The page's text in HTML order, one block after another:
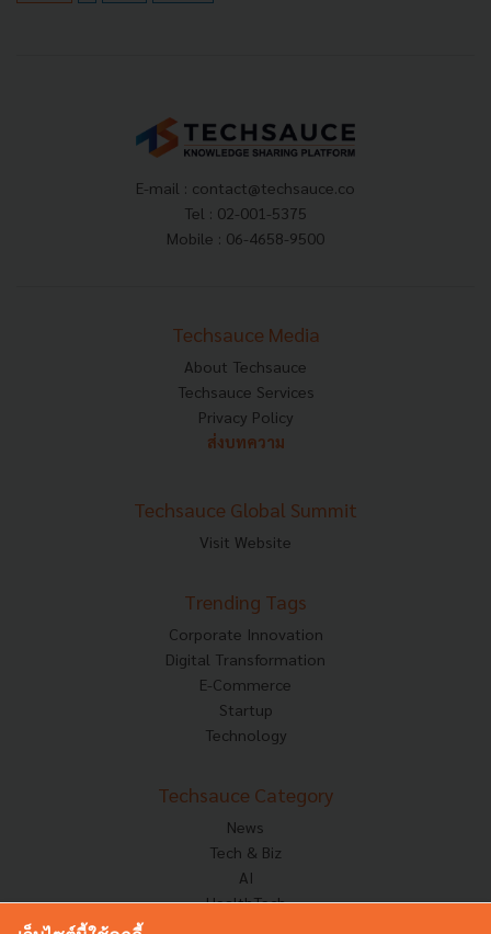
E-mail : contact@techsauce.co
Tel : 02-001-5375
Mobile : 06-4658-9500
Techsauce Media
About Techsauce
Techsauce Services
Privacy Policy
ส่งบทความ
Techsauce Global Summit
Visit Website
Trending Tags
Corporate Innovation
Digital Transformation
E-Commerce
Startup
Technology
Techsauce Category
News
Tech & Biz
AI
HealthTech